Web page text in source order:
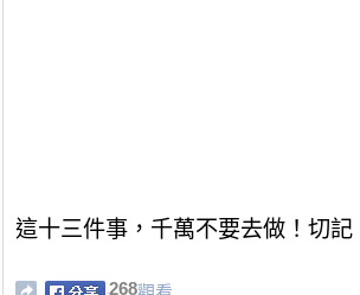
這十三件事，千萬不要去做！切記
268